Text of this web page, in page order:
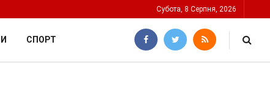
Субота, 8 Серпня, 2026
СПОРТ